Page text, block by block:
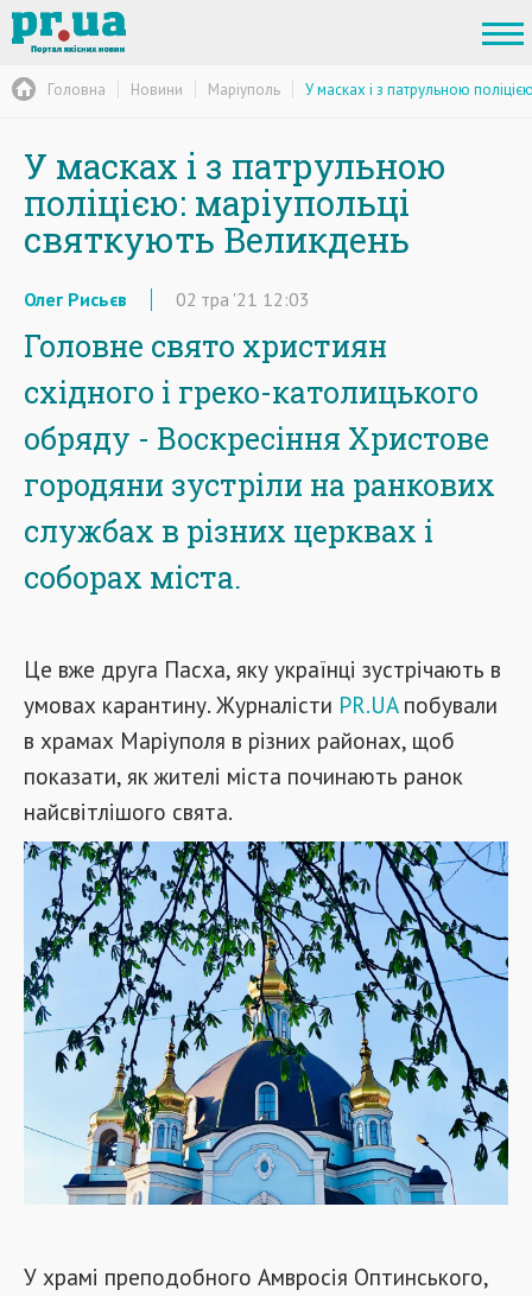
Головна Новини Маріуполь У масках і з патрульною
У масках і з патрульною
поліцією: маріупольці
святкують Великдень
Олег Рисьєв 02 тра '21 12:03
Головне свято християн
східного і греко-католицького
обряду - Воскресіння Христове
городяни зустріли на ранкових
службах в різних церквах і
соборах міста.
Це вже друга Пасха, яку українці зустрічають в
умовах карантину. Журналісти PR.UAпобували
в храмах Маріуполя в різних районах, щоб
показати, як жителі міста починають ранок
найсвітлішого свята.
У храмі преподобного Амвросія Оптинського,